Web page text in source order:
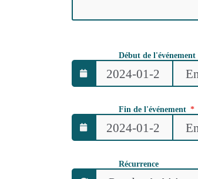
Début de l'événement
Fin de l'événement
Récurrence